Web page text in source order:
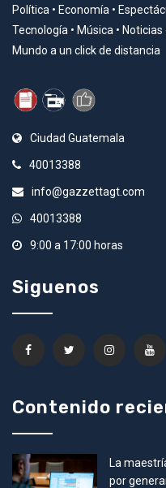
Política • Economía •
Tecnología • Música •
Mundo a un click de distancia
Ciudad Guatemala
40013388
info@gazzettagt.com
40013388
9:00 a 17:00 horas
Siguenos
Contenido
La
por